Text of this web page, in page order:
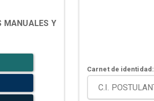
MANUALES Y
Carnet de identidad: